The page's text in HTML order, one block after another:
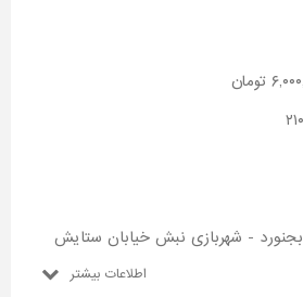
- شهربازی نبش خیابان ستایش
اطلاعات بیشتر